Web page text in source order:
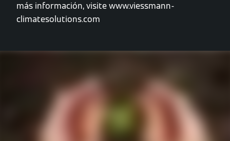
más información, visite www.viessmann-
climatesolutions.com